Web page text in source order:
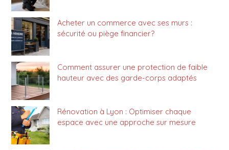
Acheter un commerce avec ses murs :
sécurité ou piège financier?
Comment assurer une protection de faible
hauteur avec des garde-corps adaptés
Rénovation à Lyon : Optimiser chaque
espace avec une approche sur mesure